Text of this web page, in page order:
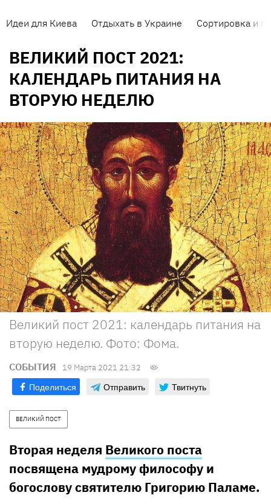
Идеи для Киева Отдыхать в Украине Сортировка и
ВЕЛИКИЙ ПОСТ 2021:
КАЛЕНДАРЬ ПИТАНИЯ НА
ВТОРУЮ НЕДЕЛЮ
Великий пост 2021: календарь питания на
вторую неделю. Фото: Фома.
СОБЫТИЯ 19 Марта 2021 21:32
Поделиться Отправить Твитнуть
ВЕЛИКИЙ ПОСТ
Вторая неделя Великого поста
посвящена мудрому философу и
богослову святителю Григорию Паламе.